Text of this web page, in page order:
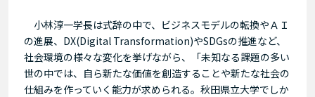
小林淳一学長は式辞の中で、ビジネスモデルの転換やＡＩ
の進展、DX(Digital Transformation)やSDGsの推進など、
社会環境の様々な変化を挙げながら、「未知なる課題の多い
世の中では、自ら新たな価値を創造することや新たな社会の
仕組みを作っていく能力が求められる。秋田県立大学でしか